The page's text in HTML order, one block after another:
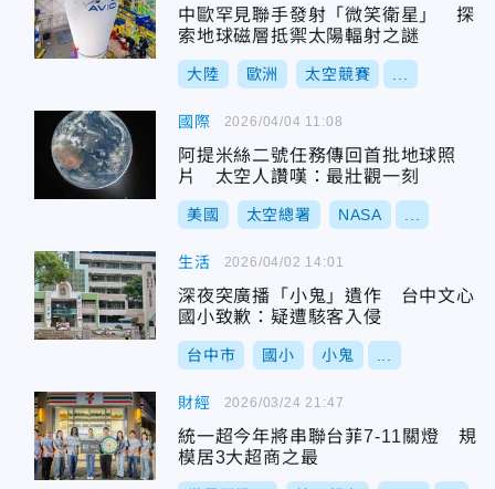
中歐罕見聯手發射「微笑衛星」 探
索地球磁層抵禦太陽輻射之謎
大陸 歐洲 太空競賽
國際
阿提米絲二號任務傳回首批地球照
片 太空人讚嘆：最壯觀一刻
美國 太空總署 NASA
2026/04/04 11:08
生活
深夜突廣播「小鬼」遺作 台中文心
國小致歉：疑遭駭客入侵
台中市 國小 小鬼
2026/04/02 14:01
財經
統一超今年將串聯台菲7-11關燈 規
模居3大超商之最
2026/03/24 21:47